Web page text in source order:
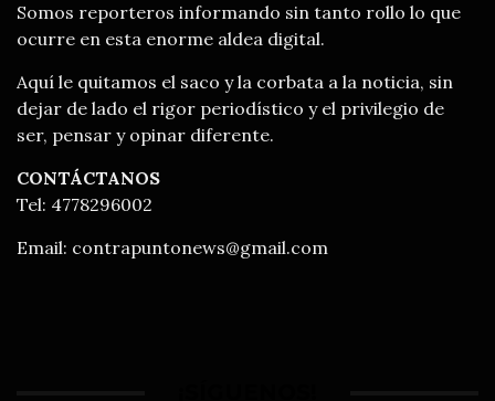
Somos reporteros informando sin tanto rollo lo que
ocurre en esta enorme aldea digital.
Aquí le quitamos el saco y la corbata a la noticia, sin
dejar de lado el rigor periodístico y el privilegio de
ser, pensar y opinar diferente.
CONTÁCTANOS
Tel: 4778296002
Email: contrapuntonews@gmail.com